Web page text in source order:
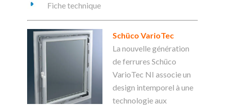
Fiche technique
Schüco VarioTec
La nouvelle génération
de ferrures Schüco
VarioTec NI associe un
design intemporel à une
technologie aux